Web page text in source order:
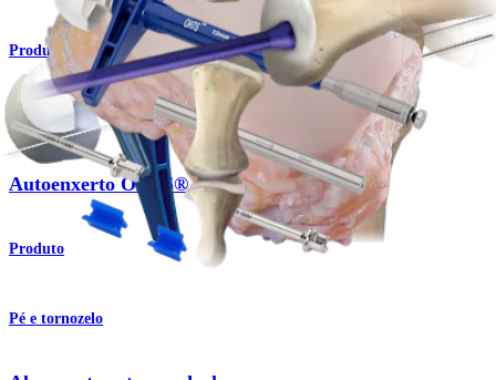
Produto
Joelho
Autoenxerto OATS®
Produto
Pé e tornozelo